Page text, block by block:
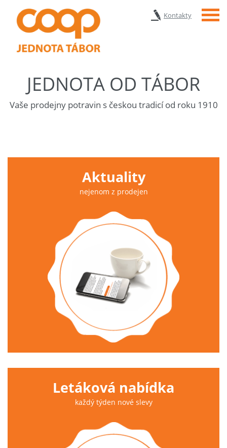
Kontakty Menu
JEDNOTA OD TÁBOR
Vaše prodejny potravin s českou tradicí od roku 1910
Aktuality
nejenom z prodejen
Letáková nabídka
každý týden nové slevy